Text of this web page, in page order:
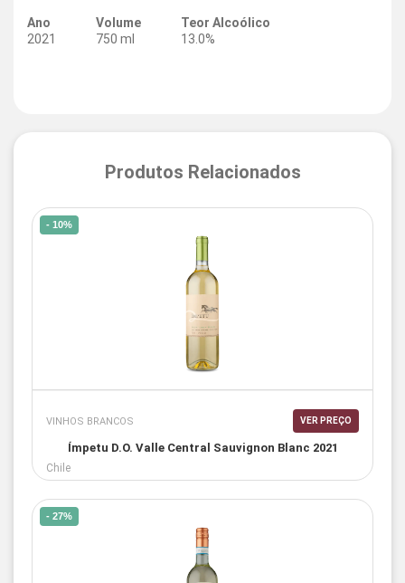
Ano
2021
Volume
750 ml
Teor Alcoólico
13.0%
Produtos Relacionados
- 10%
VINHOS BRANCOS VER PREÇO
Ímpetu D.O. Valle Central Sauvignon Blanc 2021
Chile
- 27%